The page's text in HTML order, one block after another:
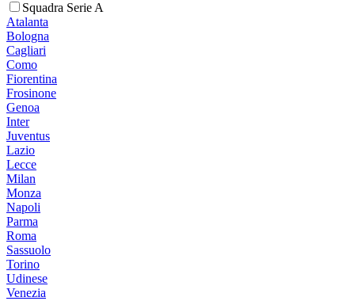
Squadra Serie A
Atalanta
Bologna
Cagliari
Como
Fiorentina
Frosinone
Genoa
Inter
Juventus
Lazio
Lecce
Milan
Monza
Napoli
Parma
Roma
Sassuolo
Torino
Udinese
Venezia